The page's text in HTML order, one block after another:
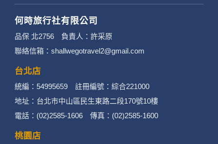
何時旅行社有限公司
品保 北2756 負責人：許采原
聯絡信箱：shallwegotravel2@gmail.com
台北店
統編：54995659 註冊編號：綜合221000
地址：台北市中山區民生東路二段170號10樓
電話：(02)2585-1606 傳真：(02)2585-1600
桃園店